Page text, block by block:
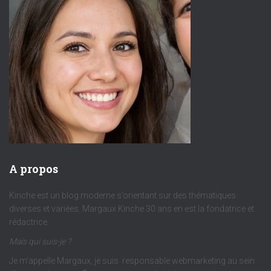
A propos
Kinche est un blog moderne s’orientant sur des thématiques
diverses et variées. Margaux Kinche 30 ans en est la fondatrice et
rédactrice.
Mais qui suis-je ?
Je m’appelle Margaux, je suis responsable webmarketing au sein